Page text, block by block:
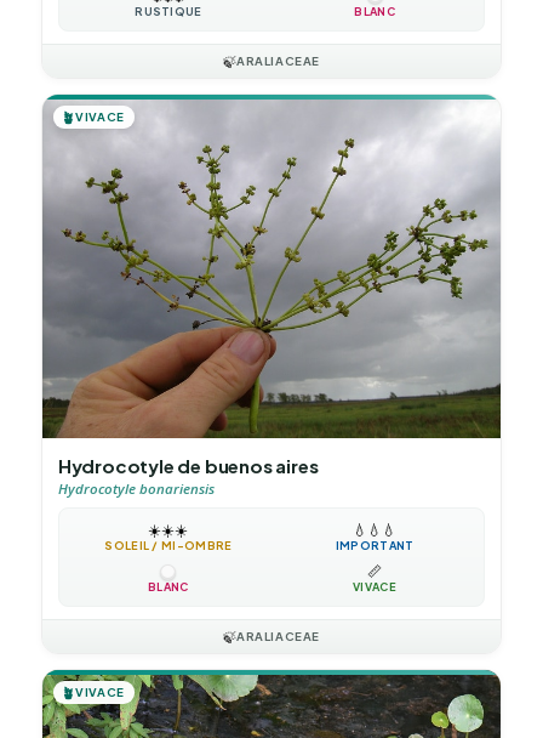
RUSTIQUE BLANC
🍃ARALIACEAE
🪴VIVACE
Hydrocotyle de buenos aires
Hydrocotyle bonariensis
☀️☀️☀️
SOLEIL / MI-OMBRE
💧 💧 💧
IMPORTANT
BLANC
📏
VIVACE
🍃ARALIACEAE
🪴VIVACE